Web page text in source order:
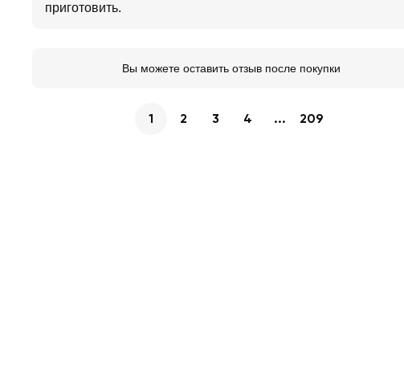
приготовить.
Вы можете оставить отзыв после покупки
1 2 3 4 ... 209